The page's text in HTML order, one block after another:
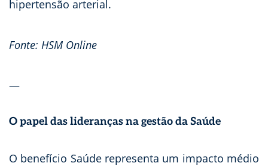
hipertensão arterial.
Fonte: HSM Online
—
O papel das lideranças na gestão da Saúde
O benefício Saúde representa um impacto médio